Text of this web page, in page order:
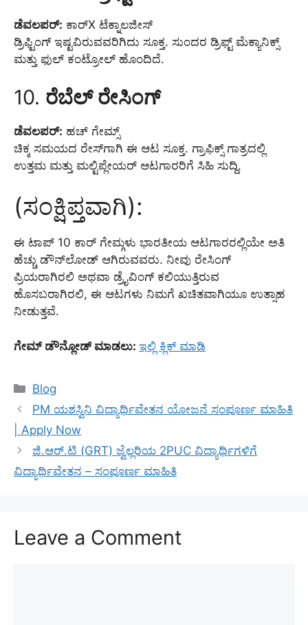
ಡೆವಲಪರ್: ಕಾರ್X ಟೆಕ್ನಾಲಜೀಸ್
ಡ್ರಿಫ್ಟಿಂಗ್ ಇಷ್ಟವಿರುವವರಿಗಿದು ಸೂಕ್ತ. ಸುಂದರ ಡ್ರಿಫ್ಟ್ ಮೆಕ್ಯಾನಿಕ್ಸ್
ಮತ್ತು ಫುಲ್ ಕಂಟ್ರೋಲ್ ಹೊಂದಿದೆ.
10. ರೆಬೆಲ್ ರೇಸಿಂಗ್
ಡೆವಲಪರ್: ಹಚ್ ಗೇಮ್ಸ್
ಚಿಕ್ಕ ಸಮಯದ ರೇಸ್‌ಗಾಗಿ ಈ ಆಟ ಸೂಕ್ತ. ಗ್ರಾಫಿಕ್ಸ್ ಗಾತ್ರದಲ್ಲಿ
ಉತ್ತಮ ಮತ್ತು ಮಲ್ಟಿಪ್ಲೇಯರ್ ಆಟಗಾರರಿಗೆ ಸಿಹಿ ಸುದ್ದಿ.
(ಸಂಕ್ಷಿಪ್ತವಾಗಿ):
ಈ ಟಾಪ್ 10 ಕಾರ್ ಗೇಮ್ಗಳು ಭಾರತೀಯ ಆಟಗಾರರಲ್ಲಿಯೇ ಅತಿ
ಹೆಚ್ಚು ಡೌನ್‌ಲೋಡ್ ಆಗಿರುವವರು. ನೀವು ರೇಸಿಂಗ್
ಪ್ರಿಯರಾಗಿರಲಿ ಅಥವಾ ಡ್ರೈವಿಂಗ್ ಕಲಿಯುತ್ತಿರುವ
ಹೊಸಬರಾಗಿರಲಿ, ಈ ಆಟಗಳು ನಿಮಗೆ ಖಚಿತವಾಗಿಯೂ ಉತ್ಸಾಹ
ನೀಡುತ್ತವೆ.
ಗೇಮ್ ಡೌನ್ಲೋಡ್ ಮಾಡಲು: ಇಲ್ಲಿ ಕ್ಲಿಕ್ ಮಾಡಿ
Categories
Blog
PM ಯಶಸ್ವಿನಿ ವಿದ್ಯಾರ್ಥಿವೇತನ ಯೋಜನೆ ಸಂಪೂರ್ಣ ಮಾಹಿತಿ
| Apply Now
ಜಿ.ಆರ್.ಟಿ (GRT) ಜ್ವೆಲ್ಲರಿಯ 2PUC ವಿದ್ಯಾರ್ಥಿಗಳಿಗೆ
ವಿದ್ಯಾರ್ಥಿವೇತನ – ಸಂಪೂರ್ಣ ಮಾಹಿತಿ
Leave a Comment